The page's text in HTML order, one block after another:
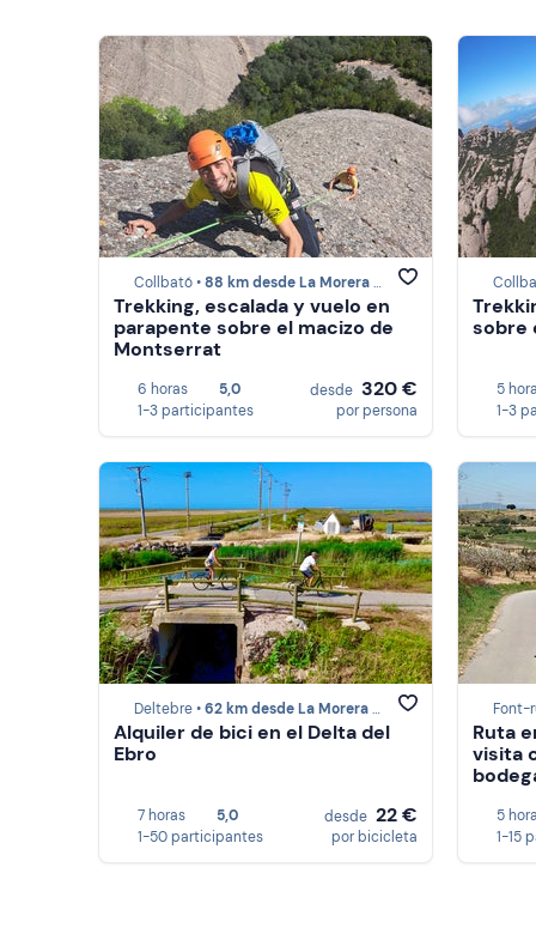
Collbató •88 km desde La Morera de Montsant
Trekking, escalada y vuelo en
parapente sobre el macizo de
Montserrat
6 horas
5,0
1-3 participantes
desde 320 €
por persona
sobre
5
1-3
Deltebre •62 km desde La Morera de Montsant
Alquiler de bici en el Delta del
Ebro
7 horas
5,0
1-50 participantes
desde 22 €
por bicicleta
Font-
Ruta
visita
5
1-15